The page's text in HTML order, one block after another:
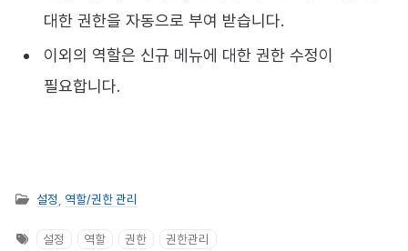
대한 권한을 자동으로 부여 받습니다.
이외의 역할은 신규 메뉴에 대한 권한 수정이
필요합니다.
설정 역할/권한 관리
설정 역할 권한 권한관리